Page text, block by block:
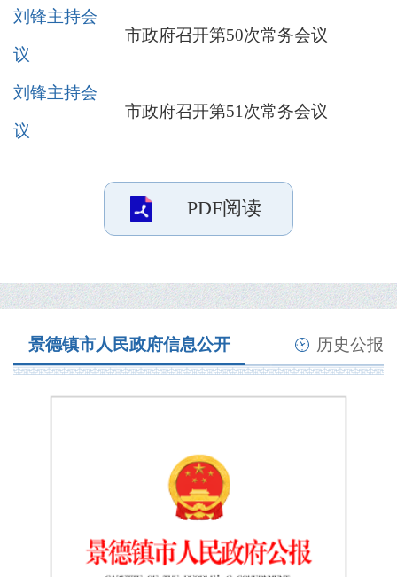
刘锋主持会
议
市政府召开第50次常务会议
刘锋主持会
议
市政府召开第51次常务会议
PDF阅读
景德镇市人民政府信息公开 历史公报